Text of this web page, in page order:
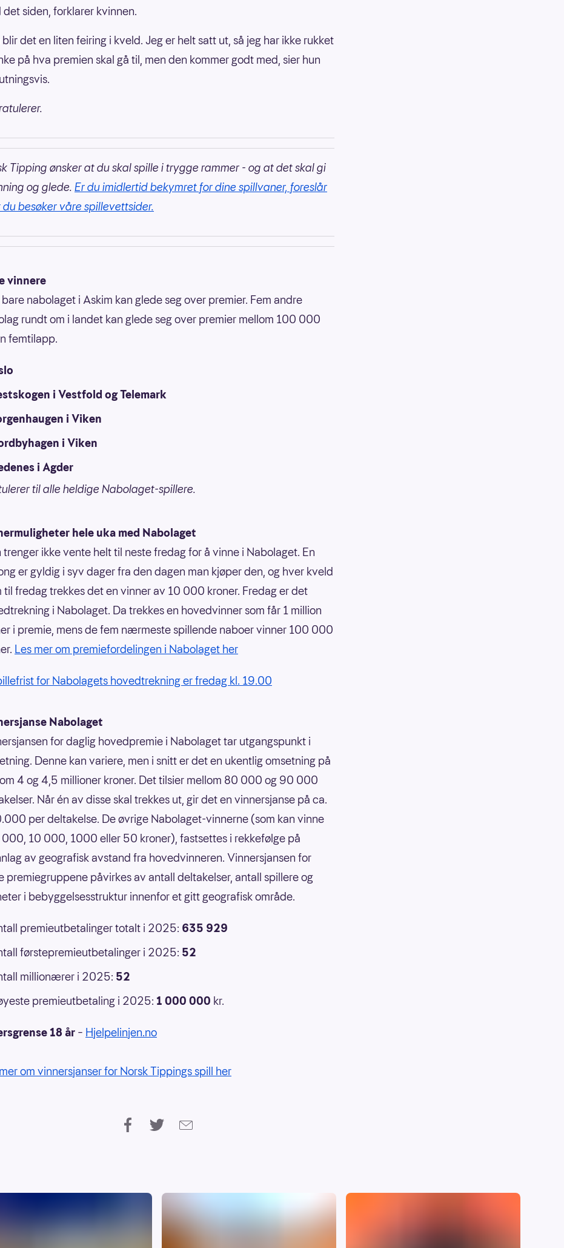
det siden, forklarer kvinnen.
blir det en liten feiring i kveld. Jeg er helt satt ut, så jeg har ikke rukket
på hva premien skal gå til, men den kommer godt med, sier hun
Tipping ønsker at du skal spille i trygge rammer - og at det skal gi
og glede. Er du imidlertid bekymret for dine spillvaner, foreslår
du besøker våre spillevettsider.
vinnere
nabolaget i Askim kan glede seg over premier. Fem andre
rundt om i landet kan glede seg over premier mellom 100 000
femtilapp.
i Vestfold og Telemark
i Viken
i Viken
i Agder
til alle heldige Nabolaget-spillere.
hele uka med Nabolaget
trenger ikke vente helt til neste fredag for å vinne i Nabolaget. En
er gyldig i syv dager fra den dagen man kjøper den, og hver kveld
til fredag trekkes det en vinner av 10 000 kroner. Fredag er det
i Nabolaget. Da trekkes en hovedvinner som får 1 million
i premie, mens de fem nærmeste spillende naboer vinner 100 000
Les mer om premiefordelingen i Nabolaget her
for Nabolagets hovedtrekning er fredag kl. 19.00
Nabolaget
for daglig hovedpremie i Nabolaget tar utgangspunkt i
Denne kan variere, men i snitt er det en ukentlig omsetning på
4 og 4,5 millioner kroner. Det tilsier mellom 80 000 og 90 000
Når én av disse skal trekkes ut, gir det en vinnersjanse på ca.
per deltakelse. De øvrige Nabolaget-vinnerne (som kan vinne
10 000, 1000 eller 50 kroner), fastsettes i rekkefølge på
av geografisk avstand fra hovedvinneren. Vinnersjansen for
premiegruppene påvirkes av antall deltakelser, antall spillere og
i bebyggelsesstruktur innenfor et gitt geografisk område.
premieutbetalinger totalt i 2025: 635 929
førstepremieutbetalinger i 2025: 52
millionærer i 2025: 52
premieutbetaling i 2025: 1 000 000 kr.
18 år – Hjelpelinjen.no
om vinnersjanser for Norsk Tippings spill her